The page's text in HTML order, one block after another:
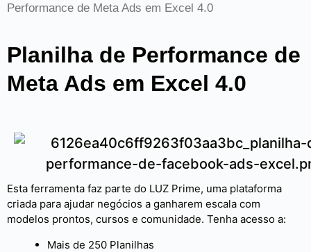
Performance de Meta Ads em Excel 4.0
Planilha de Performance de
Meta Ads em Excel 4.0
Esta ferramenta faz parte do LUZ Prime, uma plataforma
criada para ajudar negócios a ganharem escala com
modelos prontos, cursos e comunidade. Tenha acesso a:
Mais de 250 Planilhas